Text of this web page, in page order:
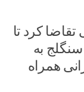
کرد تا
به
همراه